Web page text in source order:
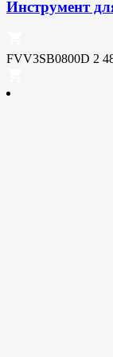
Инструмент
FVV3SB0800D 2